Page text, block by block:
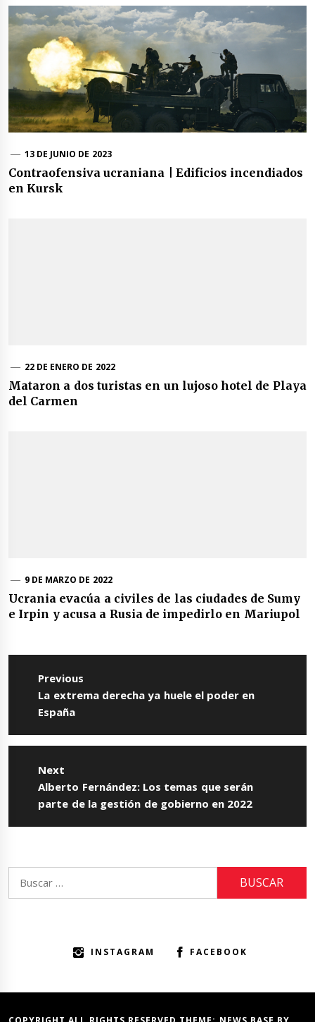
13 DE JUNIO DE 2023
Contraofensiva ucraniana | Edificios incendiados
en Kursk
22 DE ENERO DE 2022
Mataron a dos turistas en un lujoso hotel de Playa
del Carmen
9 DE MARZO DE 2022
Ucrania evacúa a civiles de las ciudades de Sumy
e Irpin y acusa a Rusia de impedirlo en Mariupol
Navegación
entradas
Previous
Previous
post:
La extrema derecha ya huele el poder en
España
Next
Next
post:
Alberto Fernández: Los temas que serán
parte de la gestión de gobierno en 2022
INSTAGRAM FACEBOOK